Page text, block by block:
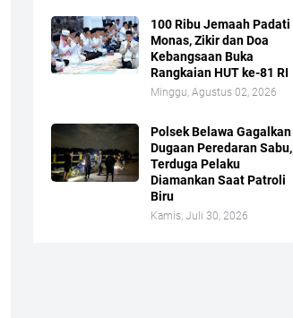
100 Ribu Jemaah Padati
Monas, Zikir dan Doa
Kebangsaan Buka
Rangkaian HUT ke-81 RI
Minggu, Agustus 02, 2026
Polsek Belawa Gagalkan
Dugaan Peredaran Sabu,
Terduga Pelaku
Diamankan Saat Patroli
Biru
Kamis, Juli 30, 2026